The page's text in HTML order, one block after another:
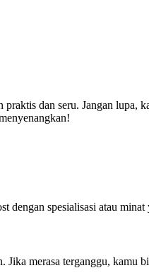
dan seru. Jangan lupa,
spesialisasi atau
merasa terganggu, kamu